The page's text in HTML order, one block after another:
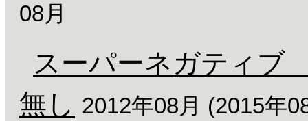
08月
スーパーネガティブ
無し 2012年08月 (2015年